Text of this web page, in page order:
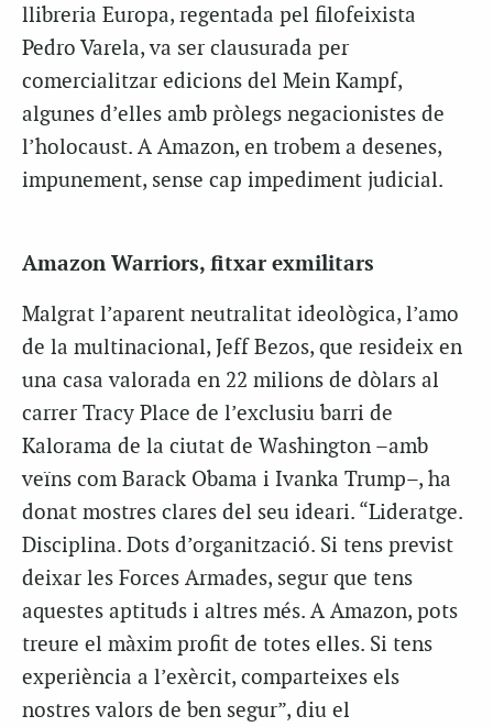
llibreria Europa, regentada pel filofeixista
Pedro Varela, va ser clausurada per
comercialitzar edicions del Mein Kampf,
algunes d’elles amb pròlegs negacionistes de
l’holocaust. A Amazon, en trobem a desenes,
impunement, sense cap impediment judicial.
Amazon Warriors, fitxar exmilitars
Malgrat l’aparent neutralitat ideològica, l’amo
de la multinacional, Jeff Bezos, que resideix en
una casa valorada en 22 milions de dòlars al
carrer Tracy Place de l’exclusiu barri de
Kalorama de la ciutat de Washington –amb
veïns com Barack Obama i Ivanka Trump–, ha
donat mostres clares del seu ideari. “Lideratge.
Disciplina. Dots d’organització. Si tens previst
deixar les Forces Armades, segur que tens
aquestes aptituds i altres més. A Amazon, pots
treure el màxim profit de totes elles. Si tens
experiència a l’exèrcit, comparteixes els
nostres valors de ben segur”, diu el